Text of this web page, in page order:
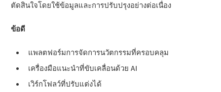
ตัดสินใจโดยใช้ข้อมูลและการปรับปรุงอย่างต่อเนื่อง
ข้อดี
แพลตฟอร์มการจัดการนวัตกรรมที่ครอบคลุม
เครื่องมือแนะนําที่ขับเคลื่อนด้วย AI
เวิร์กโฟลว์ที่ปรับแต่งได้